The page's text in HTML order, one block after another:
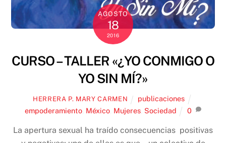
AGOSTO
18
2016
CURSO – TALLER «¿YO CONMIGO O
YO SIN MÍ?»
HERRERA P. MARY CARMEN
publicaciones
empoderamiento, México, Mujeres, Sociedad 0
La apertura sexual ha traído consecuencias positivas